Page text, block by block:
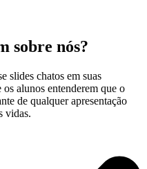
sobre nós?
slides chatos em suas
os alunos entenderem que o
de qualquer apresentação
vidas.